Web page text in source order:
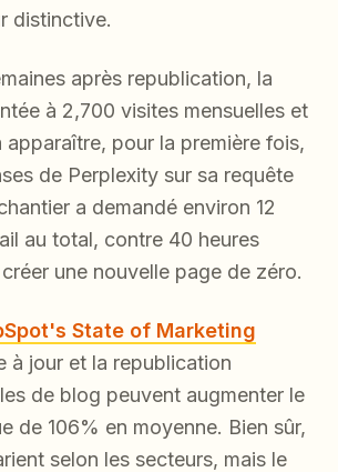
distinctive.
après republication, la
à 2,700 visites mensuelles et
apparaître, pour la première fois,
de Perplexity sur sa requête
a demandé environ 12
au total, contre 40 heures
une nouvelle page de zéro.
State of Marketing
à jour et la republication
de blog peuvent augmenter le
de 106% en moyenne. Bien sûr,
selon les secteurs, mais le